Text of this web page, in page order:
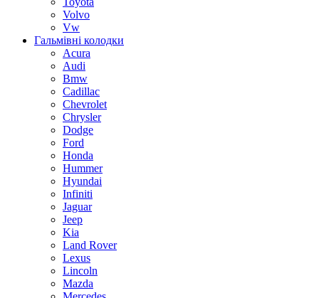
Volvo
Vw
Гальмівні колодки
Acura
Audi
Bmw
Cadillac
Chevrolet
Chrysler
Dodge
Ford
Honda
Hummer
Hyundai
Infiniti
Jaguar
Jeep
Kia
Land Rover
Lexus
Lincoln
Mazda